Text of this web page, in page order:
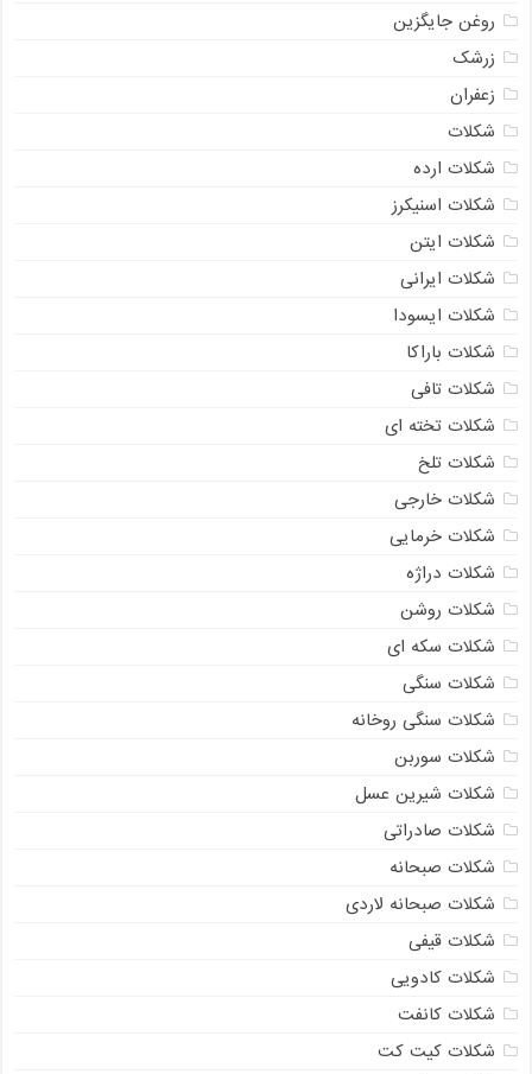
روغن جایگزین
زرشک
زعفران
شکلات
شکلات ارده
شکلات اسنیکرز
شکلات ایتن
شکلات ایرانی
شکلات ایسودا
شکلات باراکا
شکلات تافی
شکلات تخته ای
شکلات تلخ
شکلات خارجی
شکلات خرمایی
شکلات دراژه
شکلات روشن
شکلات سکه ای
شکلات سنگی
شکلات سنگی روخانه
شکلات سوربن
شکلات شیرین عسل
شکلات صادراتی
شکلات صبحانه
شکلات صبحانه لاردی
شکلات قیفی
شکلات کادویی
شکلات کانفت
شکلات کیت کت